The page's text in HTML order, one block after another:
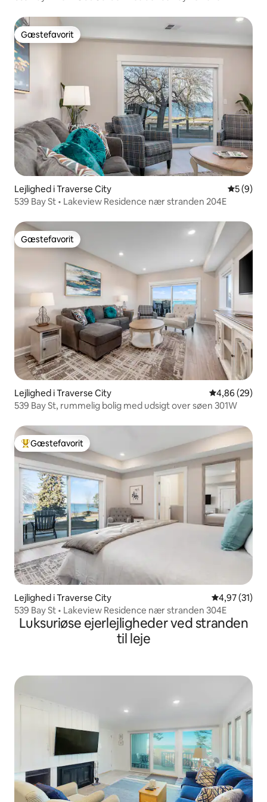
Gæstefavorit
Gæstefavorit
Lejlighed i Traverse City 5 ud af 5
5 (9)
539 Bay St • Lakeview Residence nær stranden 204E
Gæstefavorit
Gæstefavorit
Lejlighed i Traverse City 4,86 ud af 5 i
4,86 (29)
539 Bay St, rummelig bolig med udsigt over søen 301W
Bedste gæstefavorit
Gæstefavorit
Lejlighed i Traverse City 4,97 ud af 5
4,97 (31)
539 Bay St • Lakeview Residence nær stranden 304E
Luksuriøse ejerlejligheder ved stranden
til leje